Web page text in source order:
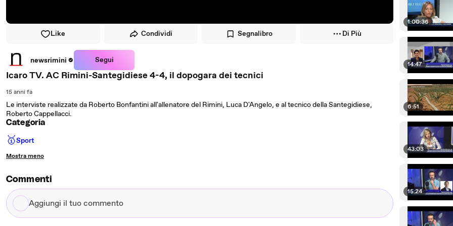
Like Condividi Segnalibro Di Più
newsrimini Segui
Icaro TV. AC Rimini-Santegidiese 4-4, il dopogara dei tecnici
15 anni fa
Le interviste realizzate da Roberto Bonfantini all'allenatore del Rimini, Luca D'Angelo, e al tecnico della Santegidiese,
Roberto Cappellacci.
Categoria
🥇Sport
Mostra meno
Commenti
Aggiungi
il
1:00:36
14:47
6:51
43:03
15:24